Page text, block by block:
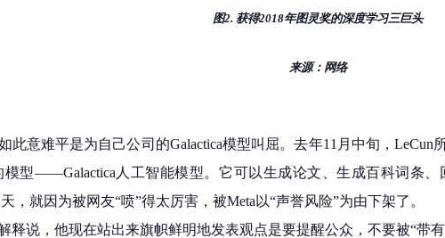
图2. 获得2018年图灵奖的深度学习三巨头
来源：网络
此意难平是为自己公司的Galactica模型叫屈。去年11月中旬，LeCun
模型——Galactica人工智能模型。它可以生成论文、生成百科词条
，就因为被网友“喷”得太厉害，被Meta以“声誉风险”为由下架了。
释说，他现在站出来旗帜鲜明地发表观点是要提醒公众，不要被“带